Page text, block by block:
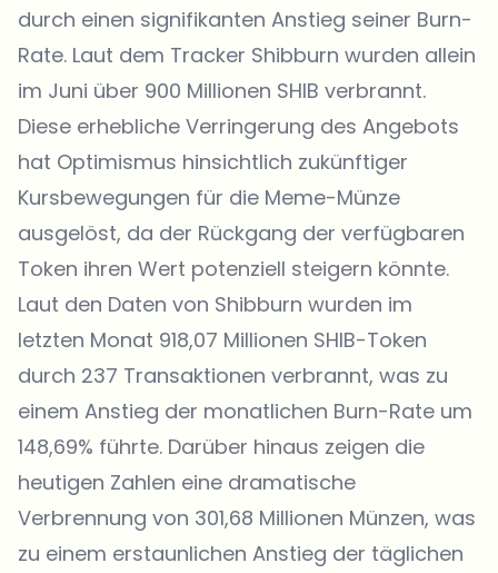
durch einen signifikanten Anstieg seiner Burn-
Rate. Laut dem Tracker Shibburn wurden allein
im Juni über 900 Millionen SHIB verbrannt.
Diese erhebliche Verringerung des Angebots
hat Optimismus hinsichtlich zukünftiger
Kursbewegungen für die Meme-Münze
ausgelöst, da der Rückgang der verfügbaren
Token ihren Wert potenziell steigern könnte.
Laut den Daten von Shibburn wurden im
letzten Monat 918,07 Millionen SHIB-Token
durch 237 Transaktionen verbrannt, was zu
einem Anstieg der monatlichen Burn-Rate um
148,69% führte. Darüber hinaus zeigen die
heutigen Zahlen eine dramatische
Verbrennung von 301,68 Millionen Münzen, was
zu einem erstaunlichen Anstieg der täglichen